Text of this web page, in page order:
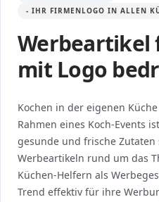
- IHR FIRMENLOGO IN ALLEN
Werbeartikel
mit Logo
Kochen in der eigenen
Rahmen eines Koch-Events
gesunde und frische
Werbeartikeln rund um das
Küchen-Helfern als
Trend effektiv für ihre